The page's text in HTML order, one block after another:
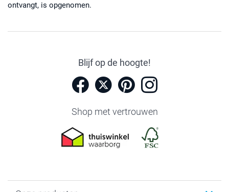
ontvangt, is opgenomen.
Blijf op de hoogte!
Shop met vertrouwen